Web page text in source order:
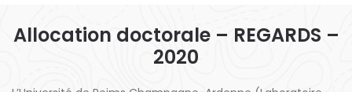
Allocation doctorale – REGARDS –
2020